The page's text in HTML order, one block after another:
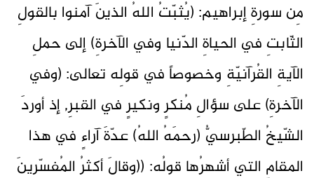
مِن سورةِ إبراهيم: (يُثبّتُ اللهُ الذينَ آمنوا بالقولِ
الثّابتِ في الحياةِ الدّنيا وفي الآخرةِ) إلى حملِ
الآيةِ القُرآنيّةِ وخصوصاً في قولِه تعالى: (وفي
الآخرةِ) على سؤالِ مُنكرٍ ونكيرٍ في القبرِ, إذ أوردَ
الشّيخُ الطّبرسيُّ (رحمَهُ اللهُ) عدّةَ آراءٍ في هذا
المقامِ التي أشهرُها قولُه: ((وقالَ أكثرُ المُفسّرينَ